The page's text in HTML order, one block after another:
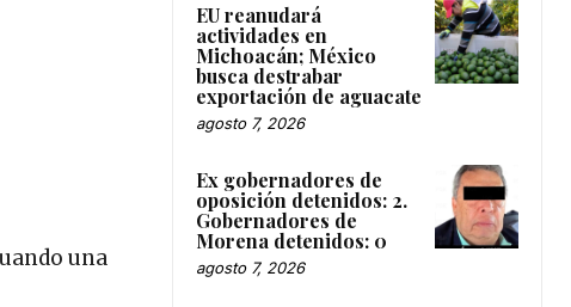
una
EU reanudará
actividades en
Michoacán; México
busca destrabar
exportación de aguacate
agosto 7, 2026
Ex gobernadores de
oposición detenidos: 2.
Gobernadores de
Morena detenidos: 0
agosto 7, 2026